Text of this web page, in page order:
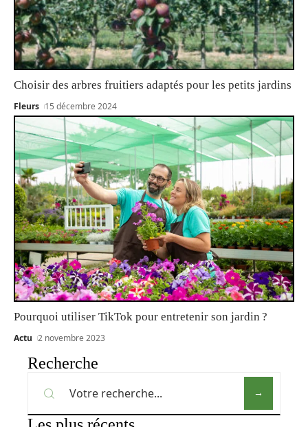
Choisir des arbres fruitiers adaptés pour les petits jardins
Fleurs 15 décembre 2024
Pourquoi utiliser TikTok pour entretenir son jardin ?
Actu 2 novembre 2023
Recherche